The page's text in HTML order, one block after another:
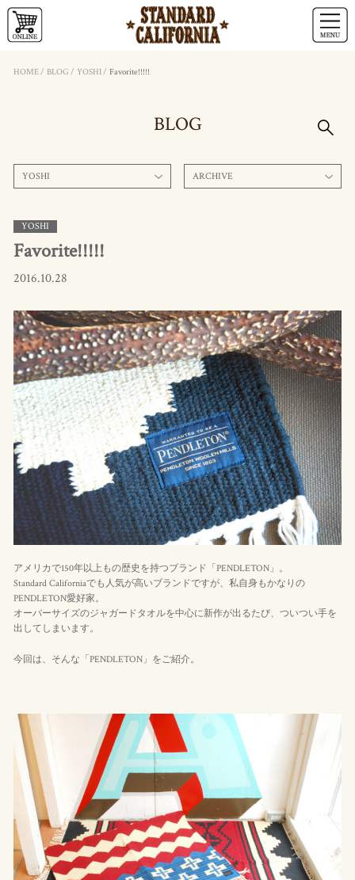
HOME/ BLOG / YOSHI/ Favorite!!!!!
BLOG
YOSHI ARCHIVE
YOSHI
Favorite!!!!!
2016.10.28
アメリカで150年以上もの歴史を持つブランド「PENDLETON」。
Standard Californiaでも人気が高いブランドですが、私自身もかなりの
PENDLETON愛好家。
オーバーサイズのジャガードタオルを中心に新作が出るたび、ついつい手を
出してしまいます。
今回は、そんな「PENDLETON」をご紹介。